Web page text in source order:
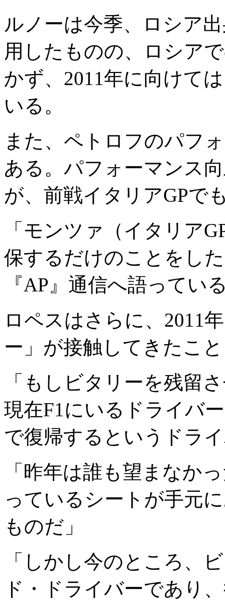
ルノーは今季、ロシア
用したものの、ロシア
かず、2011年に向けて
いる。
また、ペトロフのパフ
ある。パフォーマンス
が、前戦イタリアGPで
「モンツァ（イタリア
保するだけのことをし
『AP』通信へ語ってい
ロペスはさらに、2011
ー」が接触してきたこ
「もしビタリーを残留
現在F1にいるドライバ
で復帰するというドラ
「昨年は誰も望まなか
っているシートが手元
ものだ」
「しかし今のところ、
ド・ドライバーであり